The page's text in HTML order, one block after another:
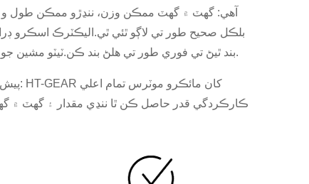
آهي: گهٽ ۾ گهٽ ممڪن وزن، ننڍڙو ممڪن طول
بلڪل صحيح طور تي لاڳو ٿئي ٿي.اليڪٽرڪ اسڪرو
بند ٿيڻ تي فوري طور تي هلڻ بند ڪن.ٽيٽو مشين جون سُوئيون اڪثر وقت تي ڪلاڪن تائين مسلسل استعمال ۾ هونديون آهن.پر اهو ضرور ضروري آهي ته هٿ جو ٽڪرو گرم نه ٿئي.
ڪارڪردگي قدر حاصل ڪن ٿا ننڍي مقدار ۽ گهٽ ۾